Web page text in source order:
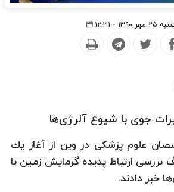
۱۳۹۰ - ۱۲:۳۱
جوی با شیوع آلرژی‌ها
علوم پزشكی در وین از آغاز یك
بررسی ارتباط پدیده گرمایش زمین با
خبر دادند.